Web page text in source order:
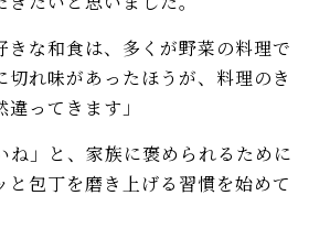
きな和食は、多くが野菜の料理で
切れ味があったほうが、料理のき
ってきます」
ね」と、家族に褒められるために
と包丁を磨き上げる習慣を始めて